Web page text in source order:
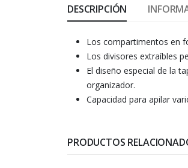
DESCRIPCIÓN
Los compartimentos en
Los divisores extraíbles
El diseño especial de la
organizador.
Capacidad para apilar
PRODUCTOS